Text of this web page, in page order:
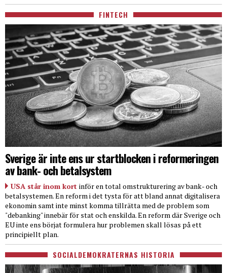
FINTECH
Sverige är inte ens ur startblocken i reformeringen
av bank- och betalsystem
USA står inom kort inför en total omstrukturering av bank- och
betalsystemen. En reform i det tysta för att bland annat digitalisera
ekonomin samt inte minst komma tillrätta med de problem som
"debanking" innebär för stat och enskilda. En reform där Sverige och
EU inte ens börjat formulera hur problemen skall lösas på ett
principiellt plan.
SOCIALDEMOKRATERNAS HISTORIA